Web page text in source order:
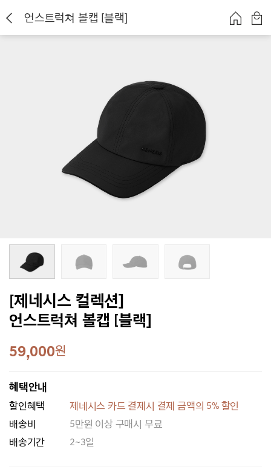
언스트럭쳐 볼캡 [블랙]
[제네시스 컬렉션]
언스트럭쳐 볼캡 [블랙]
59,000원
혜택안내
할인혜택
제네시스 카드 결제시 결제 금액의 5% 할인
배송비
5만원 이상 구매시 무료
배송기간
2~3일